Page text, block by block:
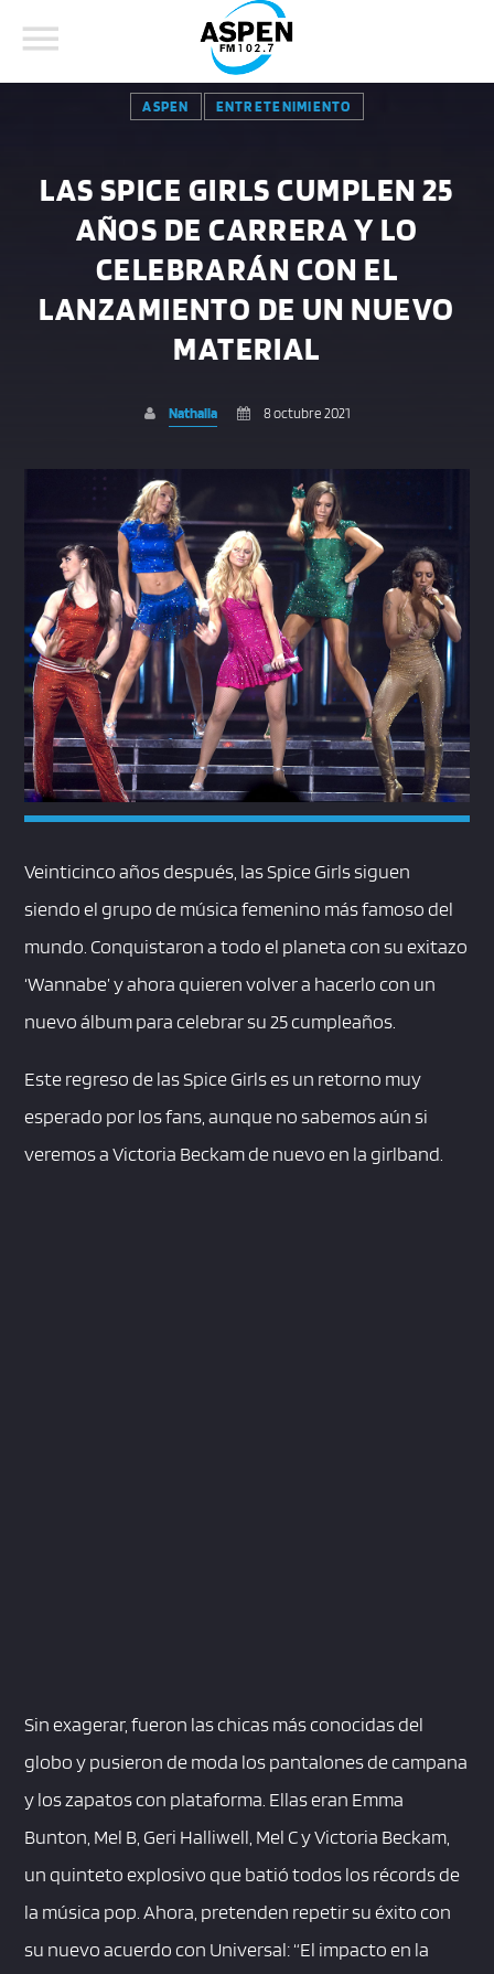
BUSCAR EN EL SITIO:
COMPARTE ESTA PÁGINA EN:
Facebook
ASPEN ENTRETENIMIENTO
LAS SPICE GIRLS CUMPLEN 25
AÑOS DE CARRERA Y LO
CELEBRARÁN CON EL
LANZAMIENTO DE UN NUEVO
MATERIAL
Nathalia 8 octubre 2021
Veinticinco años después, las Spice Girls siguen
siendo el grupo de música femenino más famoso del
mundo. Conquistaron a todo el planeta con su exitazo
‘Wannabe’ y ahora quieren volver a hacerlo con un
nuevo álbum para celebrar su 25 cumpleaños.
Este regreso de las Spice Girls es un retorno muy
esperado por los fans, aunque no sabemos aún si
veremos a Victoria Beckam de nuevo en la girlband.
Sin exagerar, fueron las chicas más conocidas del
globo y pusieron de moda los pantalones de campana
y los zapatos con plataforma. Ellas eran Emma
Bunton, Mel B, Geri Halliwell, Mel C y Victoria Beckam,
un quinteto explosivo que batió todos los récords de
la música pop. Ahora, pretenden repetir su éxito con
su nuevo acuerdo con Universal: “El impacto en la